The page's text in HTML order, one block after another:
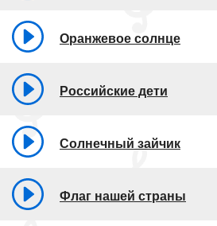
Оранжевое солнце
Российские дети
Солнечный зайчик
Флаг нашей страны